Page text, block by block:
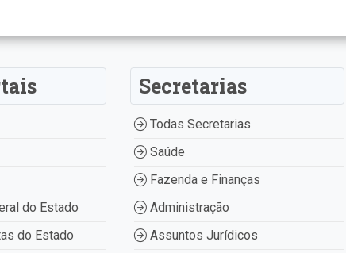
do Estado
do Estado
Secretarias
Todas Secretarias
Saúde
Fazenda e Finanças
Administração
Assuntos Jurídicos